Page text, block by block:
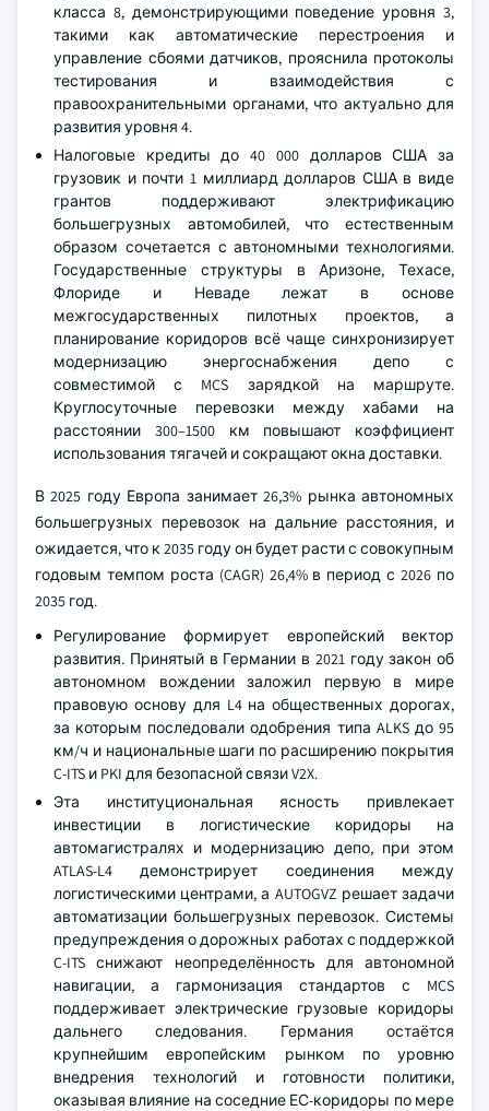
класса 8, демонстрирующими поведение уровня 3,
такими как автоматические перестроения и
управление сбоями датчиков, прояснила протоколы
тестирования и взаимодействия с
правоохранительными органами, что актуально для
развития уровня 4.
Налоговые кредиты до 40 000 долларов США за
грузовик и почти 1 миллиард долларов США в виде
грантов поддерживают электрификацию
большегрузных автомобилей, что естественным
образом сочетается с автономными технологиями.
Государственные структуры в Аризоне, Техасе,
Флориде и Неваде лежат в основе
межгосударственных пилотных проектов, а
планирование коридоров всё чаще синхронизирует
модернизацию энергоснабжения депо с
совместимой с MCS зарядкой на маршруте.
Круглосуточные перевозки между хабами на
расстоянии 300–1500 км повышают коэффициент
использования тягачей и сокращают окна доставки.
В 2025 году Европа занимает 26,3% рынка автономных
большегрузных перевозок на дальние расстояния, и
ожидается, что к 2035 году он будет расти с совокупным
годовым темпом роста (CAGR) 26,4% в период с 2026 по
2035 год.
Регулирование формирует европейский вектор
развития. Принятый в Германии в 2021 году закон об
автономном вождении заложил первую в мире
правовую основу для L4 на общественных дорогах,
за которым последовали одобрения типа ALKS до 95
км/ч и национальные шаги по расширению покрытия
C-ITS и PKI для безопасной связи V2X.
Эта институциональная ясность привлекает
инвестиции в логистические коридоры на
автомагистралях и модернизацию депо, при этом
ATLAS-L4 демонстрирует соединения между
логистическими центрами, а AUTOGVZ решает задачи
автоматизации большегрузных перевозок. Системы
предупреждения о дорожных работах с поддержкой
C-ITS снижают неопределённость для автономной
навигации, а гармонизация стандартов с MCS
поддерживает электрические грузовые коридоры
дальнего следования. Германия остаётся
крупнейшим европейским рынком по уровню
внедрения технологий и готовности политики,
оказывая влияние на соседние ЕС-коридоры по мере